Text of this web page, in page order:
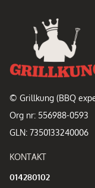
© Grillkung (BBQ
Org nr: 556988-0593
GLN: 7350133240006
KONTAKT
014280102